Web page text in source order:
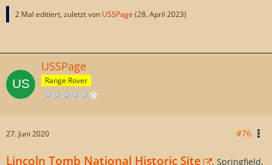
2 Mal editiert, zuletzt von USSPage (28. April 2023)
USSPage
Range Rover
27. Juni 2020 #76
Lincoln Tomb National Historic Site
, Springfield,